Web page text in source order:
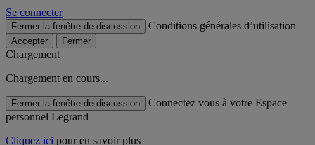
Se connecter
Fermer la fenêtre de discussion Conditions générales d’utilisation
Accepter Fermer
Chargement
Chargement en cours...
Fermer la fenêtre de discussion
Connectez vous à votre Espace
personnel Legrand
Cliquez ici pour en savoir plus